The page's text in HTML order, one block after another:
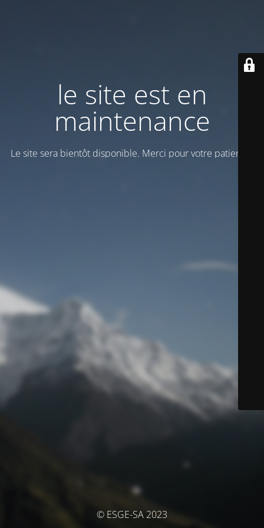
le site est en
maintenance
Le site sera bientôt disponible. Merci pour votre patience!
© ESGE-SA 2023